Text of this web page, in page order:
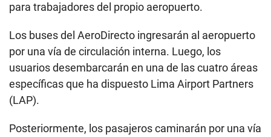
para trabajadores del propio aeropuerto.
Los buses del AeroDirecto ingresarán al aeropuerto
por una vía de circulación interna. Luego, los
usuarios desembarcarán en una de las cuatro áreas
específicas que ha dispuesto Lima Airport Partners
(LAP).
Posteriormente, los pasajeros caminarán por una vía